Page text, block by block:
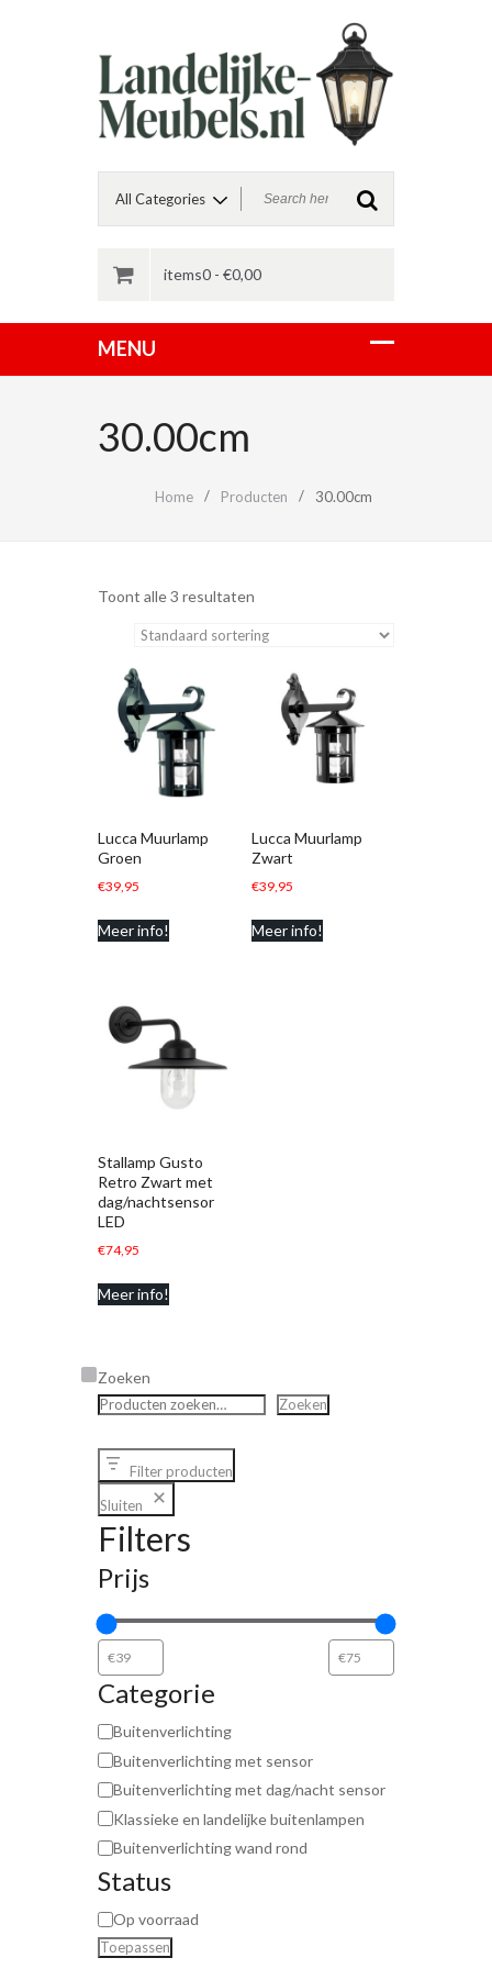
items0 - €0,00
30.00cm
Home Producten 30.00cm
Toont alle 3 resultaten
Lucca Muurlamp
Groen
€39,95
Meer info!
Lucca Muurlamp
Zwart
€39,95
Meer info!
Stallamp Gusto
Retro Zwart met
dag/nachtsensor
LED
€74,95
Meer info!
Zoeken
Zoeken
Filter producten
Sluiten
Filters
Prijs
Categorie
Buitenverlichting
Buitenverlichting met sensor
Buitenverlichting met dag/nacht sensor
Klassieke en landelijke buitenlampen
Buitenverlichting wand rond
Status
Op voorraad
Toepassen